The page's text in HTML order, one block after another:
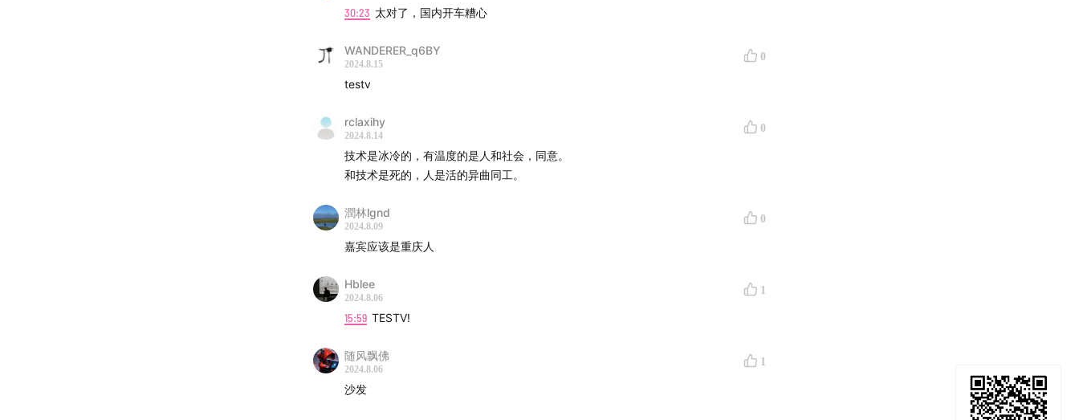
00:17:47应对 AI 时代：政府如何平衡各方利益？
00:21:17百度的困境：技术驱动与运营能力的挑战
00:29:25技术壁垒的消解：市场竞争的最终趋势
00:30:47中国与澳洲的驾驶文化：AI 时代的交通规则
00:32:01未来之路：拥抱变革，寻找机遇
00:40:40未来展望：科技与人性的共存
欢迎关注我们
官网:hardhacker.com
小手册:book.hardhacker.com
用爱发电不容易，请我们喝咖啡☕️:
30:23 太对了，国内开车糟心
WANDERER_q6BY
2024.8.15
0
testv
rclaxihy
2024.8.14
0
技术是冰冷的，有温度的是人和社会，同意。
和技术是死的，人是活的异曲同工。
潤林lgnd
2024.8.09
0
嘉宾应该是重庆人
Hblee
2024.8.06
1
15:59 TESTV!
随风飘佛
2024.8.06
1
沙发